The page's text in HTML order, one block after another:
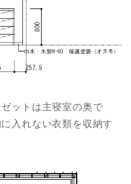
ットは主寝室の奥で
入れない衣類を収納す